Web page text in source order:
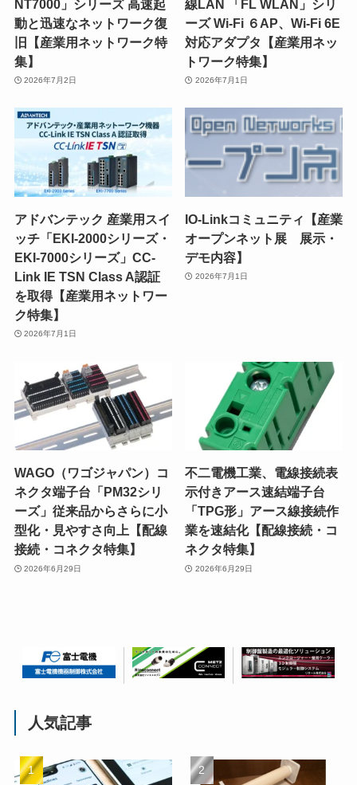
NT7000」シリーズ 高速起
動と迅速なネットワーク復
旧【産業用ネットワーク特
集】
2026年7月2日
線LAN 「FL WLAN」シリ
ーズ Wi-Fi ６AP、Wi-Fi 6E
対応アダプタ【産業用ネッ
トワーク特集】
2026年7月1日
アドバンテック 産業用スイ
ッチ「EKI-2000シリーズ・
EKI-7000シリーズ」CC-
Link IE TSN Class A認証
を取得【産業用ネットワー
ク特集】
2026年7月1日
IO-Linkコミュニティ【産業
オープンネット展 展示・
デモ内容】
2026年7月1日
WAGO（ワゴジャパン）コ
ネクタ端子台「PM32シリ
ーズ」従来品からさらに小
型化・見やすさ向上【配線
接続・コネクタ特集】
2026年6月29日
不二電機工業、電線接続表
示付きアース速結端子台
「TPG形」アース線接続作
業を速結化【配線接続・コ
ネクタ特集】
2026年6月29日
人気記事